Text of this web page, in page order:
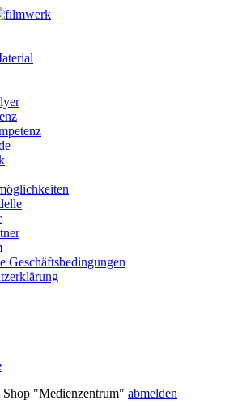
Geschäftsbedingungen
Shop "Medienzentrum" abmelden